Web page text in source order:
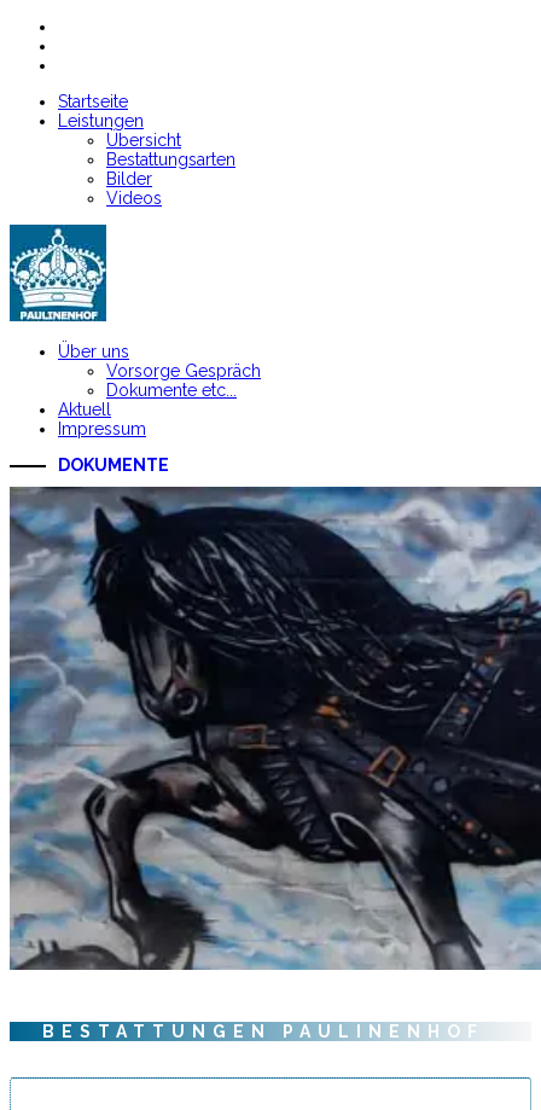
Startseite
Leistungen
Übersicht
Bestattungsarten
Bilder
Videos
Über uns
Vorsorge Gespräch
Dokumente etc...
Aktuell
Impressum
DOKUMENTE
BESTATTUNGEN PAULINENHOF